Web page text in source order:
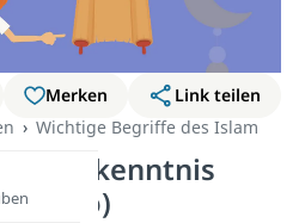
Merken
Link teilen
Wichtige Begriffe des Islam
(Video)